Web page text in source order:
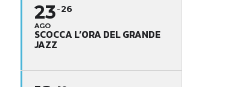
23
AGO
26
SCOCCA L’ORA DEL GRANDE
JAZZ